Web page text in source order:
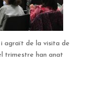
agraït de la visita de
trimestre han anat